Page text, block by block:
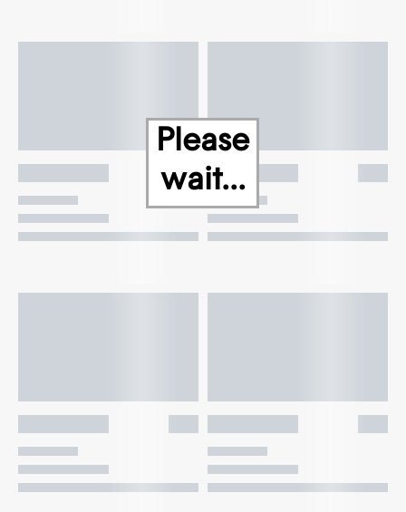
Please
wait...